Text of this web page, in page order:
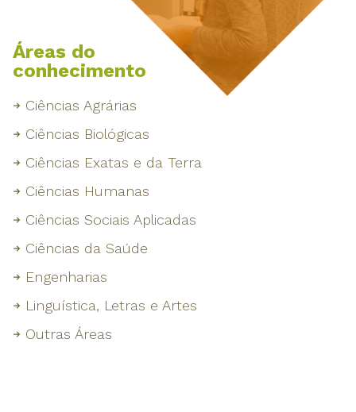
Áreas do
conhecimento
Ciências Agrárias
Ciências Biológicas
Ciências Exatas e da Terra
Ciências Humanas
Ciências Sociais Aplicadas
Ciências da Saúde
Engenharias
Linguística, Letras e Artes
Outras Áreas